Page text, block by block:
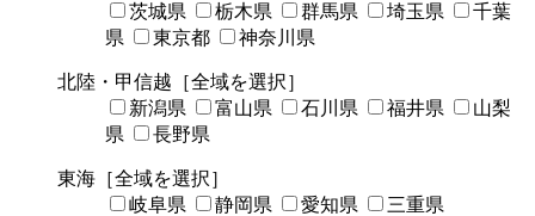
茨城県
栃木県 群馬県 埼玉県
千葉
県
東京都 神奈川県
北陸・甲信越 ［全域を選択］
新潟県
富山県 石川県 福井県
山梨
県
長野県
東海 ［全域を選択］
岐阜県
静岡県 愛知県 三重県